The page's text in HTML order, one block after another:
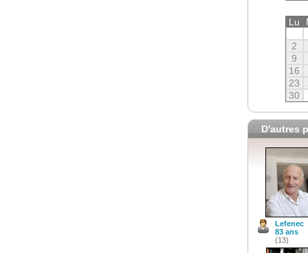
Lu
2
9
16
23
30
D'autres
Lefenec
83 ans
(13)